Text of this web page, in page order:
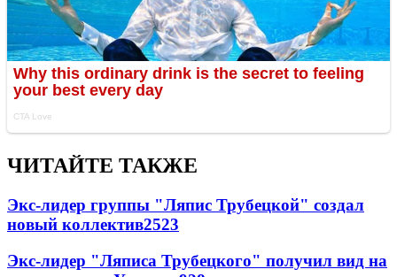
ЧИТАЙТЕ ТАКЖЕ
Экс-лидер группы "Ляпис Трубецкой" создал
новый коллектив2523
Экс-лидер "Ляписа Трубецкого" получил вид на